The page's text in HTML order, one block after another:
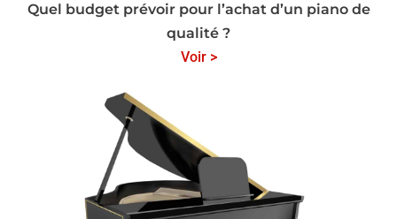
Quel budget prévoir pour l’achat d’un piano de
qualité ?
Voir >